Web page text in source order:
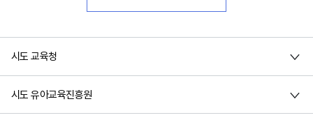
시도 교육청
시도 유아교육진흥원